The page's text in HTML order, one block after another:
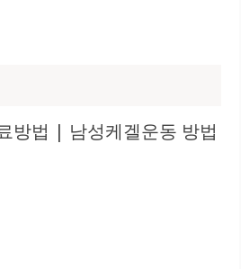
방법 | 남성케겔운동 방법